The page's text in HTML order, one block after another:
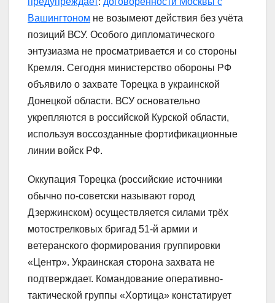
Вашингтоном не возымеют действия без учёта
позиций ВСУ. Особого дипломатического
энтузиазма не просматривается и со стороны
Кремля. Сегодня министерство обороны РФ
объявило о захвате Торецка в украинской
Донецкой области. ВСУ основательно
укрепляются в российской Курской области,
используя воссозданные фортификационные
линии войск РФ.
Оккупация Торецка (российские источники
обычно по-советски называют город
Дзержинском) осуществляется силами трёх
мотострелковых бригад 51-й армии и
ветеранского формирования группировки
«Центр». Украинская сторона захвата не
подтверждает. Командование оперативно-
тактической группы «Хортица» констатирует